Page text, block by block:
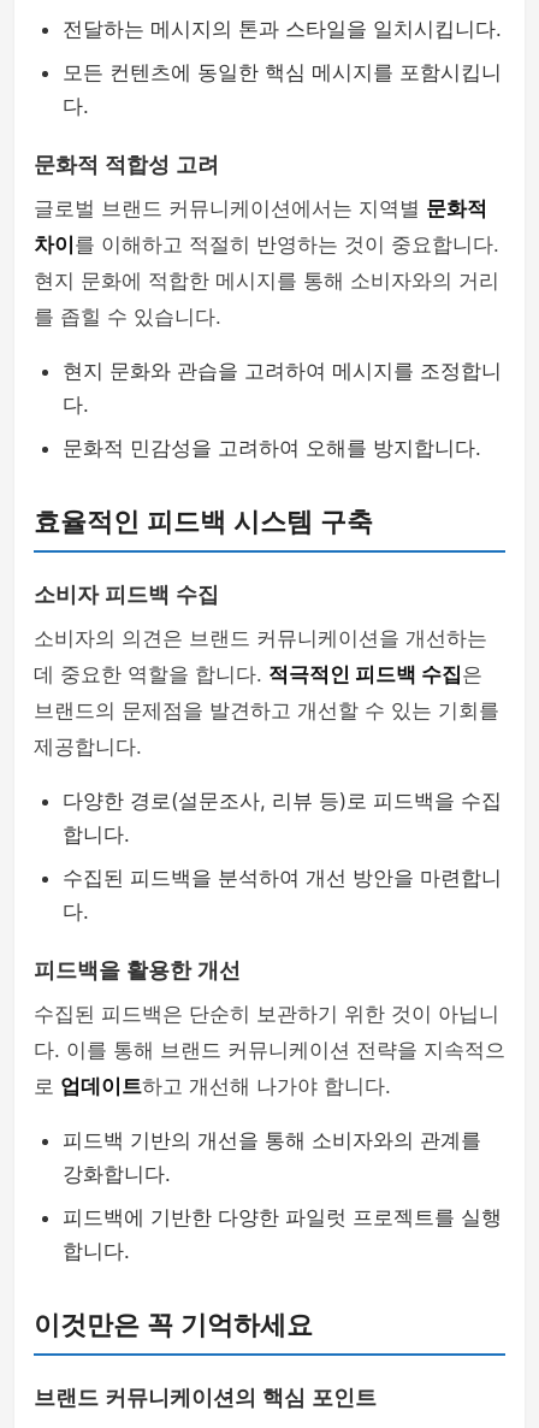
전달하는 메시지의 톤과 스타일을 일치시킵니다.
모든 컨텐츠에 동일한 핵심 메시지를 포함시킵니
다.
문화적 적합성 고려
글로벌 브랜드 커뮤니케이션에서는 지역별 문화적
차이 를 이해하고 적절히 반영하는 것이 중요합니다.
현지 문화에 적합한 메시지를 통해 소비자와의 거리
를 좁힐 수 있습니다.
현지 문화와 관습을 고려하여 메시지를 조정합니
다.
문화적 민감성을 고려하여 오해를 방지합니다.
효율적인 피드백 시스템 구축
소비자 피드백 수집
소비자의 의견은 브랜드 커뮤니케이션을 개선하는
데 중요한 역할을 합니다. 적극적인 피드백 수집은
브랜드의 문제점을 발견하고 개선할 수 있는 기회를
제공합니다.
다양한 경로(설문조사, 리뷰 등)로 피드백을 수집
합니다.
수집된 피드백을 분석하여 개선 방안을 마련합니
다.
피드백을 활용한 개선
수집된 피드백은 단순히 보관하기 위한 것이 아닙니
다. 이를 통해 브랜드 커뮤니케이션 전략을 지속적으
로 업데이트하고 개선해 나가야 합니다.
피드백 기반의 개선을 통해 소비자와의 관계를
강화합니다.
피드백에 기반한 다양한 파일럿 프로젝트를 실행
합니다.
이것만은 꼭 기억하세요
브랜드 커뮤니케이션의 핵심 포인트